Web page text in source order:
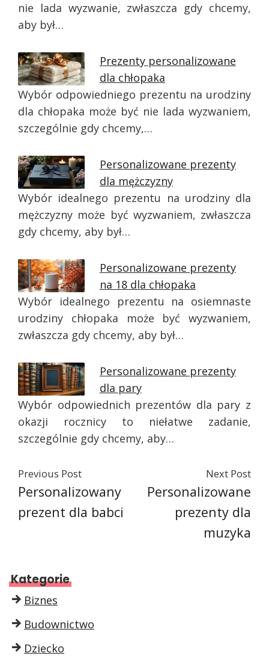
nie lada wyzwanie, zwłaszcza gdy chcemy,
aby był…
Prezenty personalizowane
dla chłopaka
Wybór odpowiedniego prezentu na urodziny
dla chłopaka może być nie lada wyzwaniem,
szczególnie gdy chcemy,…
Personalizowane prezenty
dla mężczyzny
Wybór idealnego prezentu na urodziny dla
mężczyzny może być wyzwaniem, zwłaszcza
gdy chcemy, aby był…
Personalizowane prezenty
na 18 dla chłopaka
Wybór idealnego prezentu na osiemnaste
urodziny chłopaka może być wyzwaniem,
zwłaszcza gdy chcemy, aby był…
Personalizowane prezenty
dla pary
Wybór odpowiednich prezentów dla pary z
okazji rocznicy to niełatwe zadanie,
szczególnie gdy chcemy, aby…
Previous Post
Personalizowany
prezent dla babci
Next Post
Personalizowane
prezenty dla
muzyka
Kategorie
Biznes
Budownictwo
Dziecko